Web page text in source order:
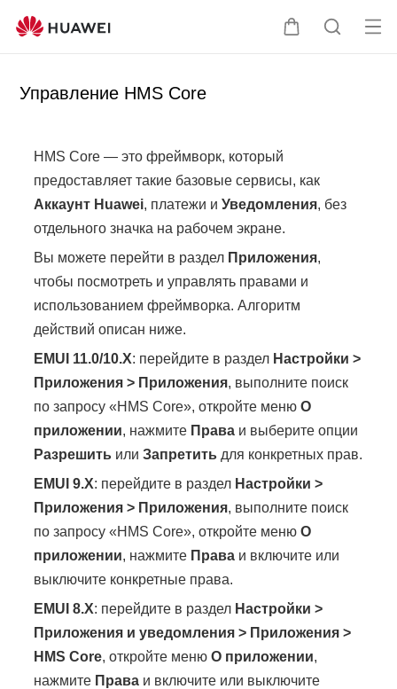
Щ
ь
П
а
От
Управление HMS Core
HMS Core — это фреймворк, который
предоставляет такие базовые сервисы, как
Аккаунт Huawei, платежи иУведомления, без
отдельного значка на рабочем экране.
Вы можете перейти в раздел Приложения,
чтобы посмотреть и управлять правами и
использованием фреймворка. Алгоритм
действий описан ниже.
EMUI 11.0/10.X: перейдите в раздел Настройки >
Приложения > Приложения, выполните поиск
по запросу «HMS Core», откройте менюО
приложении, нажмите Права и выберите опции
Разрешить илиЗапретить для конкретных прав.
EMUI 9.X: перейдите в раздел Настройки >
Приложения > Приложения, выполните поиск
по запросу «HMS Core», откройте менюО
приложении, нажмите Права и включите или
выключите конкретные права.
EMUI 8.X: перейдите в раздел Настройки >
Приложения и уведомления > Приложения >
HMS Core, откройте менюО приложении,
нажмите Права и включите или выключите